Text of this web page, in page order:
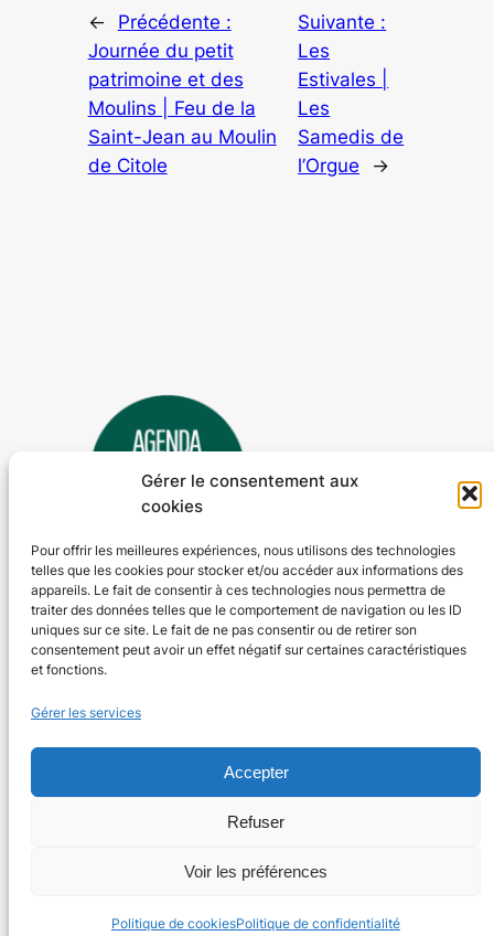
Gérer le consentement aux
cookies
Pour offrir les meilleures expériences, nous utilisons des technologies
telles que les cookies pour stocker et/ou accéder aux informations des
appareils. Le fait de consentir à ces technologies nous permettra de
traiter des données telles que le comportement de navigation ou les ID
uniques sur ce site. Le fait de ne pas consentir ou de retirer son
consentement peut avoir un effet négatif sur certaines caractéristiques
et fonctions.
Gérer les services
Accepter
Refuser
Voir les préférences
Politique de cookiesPolitique de confidentialité
←
Précédente :
Journée du petit
patrimoine et des
Moulins | Feu de la
Saint-Jean au Moulin
de Citole
Suivante :
Les
Estivales |
Les
Samedis de
l’Orgue
→
Agenda 24
L'agenda des manifestations et activités en Dordogne
Tous les événements
Plus d’activités
S’abonner par mail
Nos valeurs
Mentions légales
WordPress